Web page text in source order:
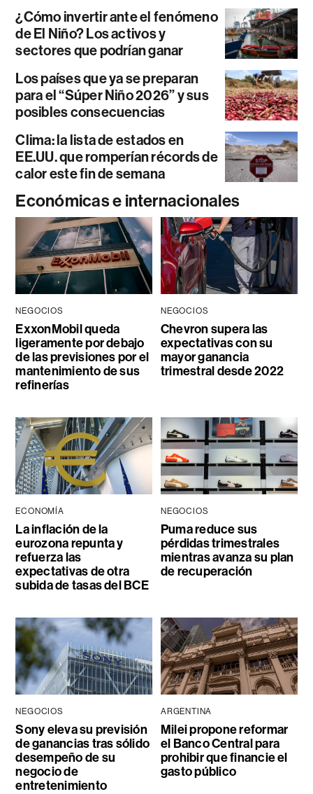
¿Cómo invertir ante el fenómeno
de El Niño? Los activos y
sectores que podrían ganar
Los países que ya se preparan
para el “Súper Niño 2026” y sus
posibles consecuencias
Clima: la lista de estados en
EE.UU. que romperían récords de
calor este fin de semana
Económicas e internacionales
NEGOCIOS
ExxonMobil queda
ligeramente por debajo
de las previsiones por el
mantenimiento de sus
refinerías
NEGOCIOS
Chevron supera las
expectativas con su
mayor ganancia
trimestral desde 2022
ECONOMÍA
La inflación de la
eurozona repunta y
refuerza las
expectativas de otra
subida de tasas del BCE
NEGOCIOS
Puma reduce sus
pérdidas trimestrales
mientras avanza su plan
de recuperación
NEGOCIOS
Sony eleva su previsión
de ganancias tras sólido
desempeño de su
negocio de
entretenimiento
ARGENTINA
Milei propone reformar
el Banco Central para
prohibir que financie el
gasto público